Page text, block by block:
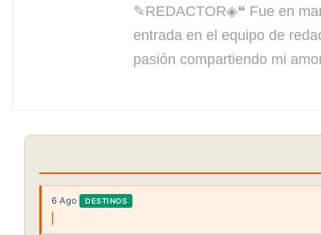
✎REDACTOR◈❝ Fue en
entrada en el equipo de
pasión compartiendo mi
6 Ago· DESTINOS